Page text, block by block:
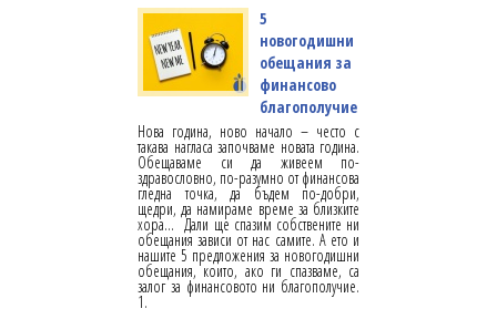
5
новогодишни
обещания за
финансово
благополучие
Нова година, ново начало – често с
такава нагласа започваме новата година.
Обещаваме си да живеем по-
здравословно, по-разумно от финансова
гледна точка, да бъдем по-добри,
щедри, да намираме време за близките
хора... Дали ще спазим собствените ни
обещания зависи от нас самите. А ето и
нашите 5 предложения за новогодишни
обещания, които, ако ги спазваме, са
залог за финансовото ни благополучие.
1.